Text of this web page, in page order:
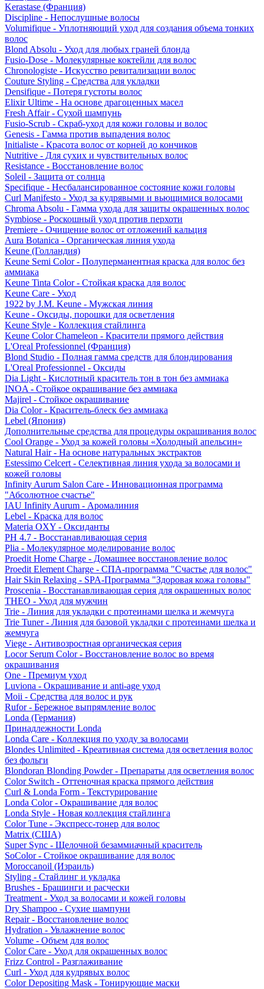
Kerastase (Франция)
Discipline - Непослушные волосы
Volumifique - Уплотняющий уход для создания объема тонких
волос
Blond Absolu - Уход для любых граней блонда
Fusio-Dose - Молекулярные коктейли для волос
Chronologiste - Искусство ревитализации волос
Couture Styling - Средства для укладки
Densifique - Потеря густоты волос
Elixir Ultime - На основе драгоценных масел
Fresh Affair - Сухой шампунь
Fusio-Scrub - Скраб-уход для кожи головы и волос
Genesis - Гамма против выпадения волос
Initialiste - Красота волос от корней до кончиков
Nutritive - Для сухих и чувствительных волос
Resistance - Восстановление волос
Soleil - Защита от солнца
Specifique - Несбалансированное состояние кожи головы
Curl Manifesto - Уход за кудрявыми и вьющимися волосами
Chroma Absolu - Гамма ухода для защиты окрашенных волос
Symbiose - Роскошный уход против перхоти
Premiere - Очищение волос от отложений кальция
Aura Botanica - Органическая линия ухода
Keune (Голландия)
Keune Semi Color - Полуперманентная краска для волос без
аммиака
Keune Tinta Color - Стойкая краска для волос
Keune Care - Уход
1922 by J.M. Keune - Мужская линия
Keune - Оксиды, порошки для осветления
Keune Style - Коллекция стайлинга
Keune Color Chameleon - Красители прямого действия
L'Oreal Professionnel (Франция)
Blond Studio - Полная гамма средств для блондирования
L'Oreal Professionnel - Оксиды
Dia Light - Кислотный краситель тон в тон без аммиака
INOA - Стойкое окрашивание без аммиака
Majirel - Стойкое окрашивание
Dia Color - Краситель-блеск без аммиака
Lebel (Япония)
Дополнительные средства для процедуры окрашивания волос
Cool Orange - Уход за кожей головы «Холодный апельсин»
Natural Hair - На основе натуральных экстрактов
Estessimo Celcert - Селективная линия ухода за волосами и
кожей головы
Infinity Aurum Salon Care - Инновационная программа
"Абсолютное счастье"
IAU Infinity Aurum - Аромалиния
Lebel - Краска для волос
Materia OXY - Оксиданты
PH 4.7 - Восстанавливающая серия
Plia - Молекулярное моделирование волос
Proedit Home Charge - Домашнее восстановление волос
Proedit Element Charge - СПА-программа "Счастье для волос"
Hair Skin Relaxing - SPA-Программа "Здоровая кожа головы"
Proscenia - Восстанавливающая серия для окрашенных волос
THEO - Уход для мужчин
Trie - Линия для укладки с протеинами шелка и жемчуга
Trie Tuner - Линия для базовой укладки с протеинами шелка и
жемчуга
Viege - Антивозростная органическая серия
Locor Serum Color - Восстановление волос во время
окрашивания
One - Премиум уход
Luviona - Окрашивание и anti-age уход
Moii - Средства для волос и рук
Rufor - Бережное выпрямление волос
Londa (Германия)
Принадлежности Londa
Londa Care - Коллекция по уходу за волосами
Blondes Unlimited - Креативная система для осветления волос
без фольги
Blondoran Blonding Powder - Препараты для осветления волос
Color Switch - Оттеночная краска прямого действия
Curl & Londa Form - Текстурирование
Londa Color - Окрашивание для волос
Londa Style - Новая коллекция стайлинга
Color Tune - Экспресс-тонер для волос
Matrix (США)
Super Sync - Щелочной безаммиачный краситель
SoColor - Стойкое окрашивание для волос
Moroccanoil (Израиль)
Styling - Стайлинг и укладка
Brushes - Брашинги и расчески
Treatment - Уход за волосами и кожей головы
Dry Shampoo - Сухие шампуни
Repair - Восстановление волос
Hydration - Увлажнение волос
Volume - Объем для волос
Color Care - Уход для окрашенных волос
Frizz Control - Разглаживание
Curl - Уход для кудрявых волос
Color Depositing Mask - Тонирующие маски